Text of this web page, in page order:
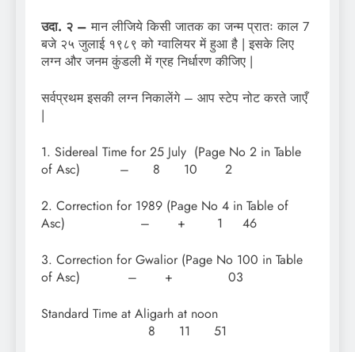
उदा. २ – मान लीजिये किसी जातक का जन्म प्रातः काल 7
बजे २५ जुलाई १९८९ को ग्वालियर में हुआ है | इसके लिए
लग्न और जनम कुंडली में ग्रह निर्धारण कीजिए |
सर्वप्रथम इसकी लग्न निकालेंगे – आप स्टेप नोट करते जाएँ
|
1. Sidereal Time for 25 July (Page No 2 in Table
of Asc) – 8 10 2
2. Correction for 1989 (Page No 4 in Table of
Asc) – + 1 46
3. Correction for Gwalior (Page No 100 in Table
of Asc) – + 03
Standard Time at Aligarh at noon
8 11 51